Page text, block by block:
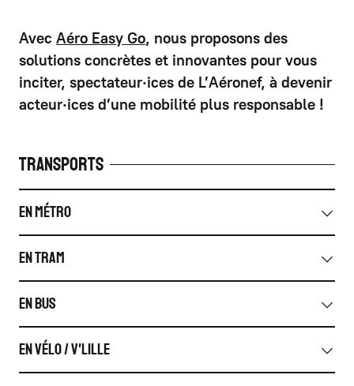
Avec Aéro Easy Go, nous proposons des
solutions concrètes et innovantes pour vous
inciter, spectateur·ices de L’Aéronef, à devenir
acteur·ices d’une mobilité plus responsable !
Transports
En métro
En tram
En bus
En vélo / V'lille